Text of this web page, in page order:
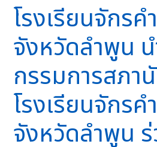
โรงเรียนจักร
จังหวัดลำพูน
กรรมการสภา
โรงเรียนจักร
จังหวัดลำพูน